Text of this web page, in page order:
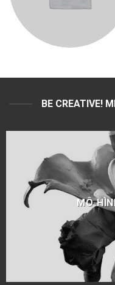
BE CREATIVE!
MÔ